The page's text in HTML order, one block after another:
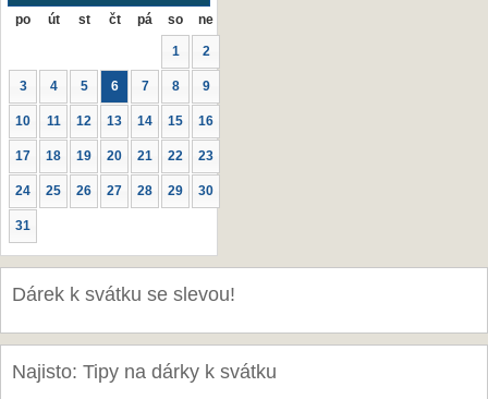
po út st čt pá so ne
1 2
3 4 5 6 7 8 9
10 11 12 13 14 15 16
17 18 19 20 21 22 23
24 25 26 27 28 29 30
31
Dárek k svátku se slevou!
Najisto: Tipy na dárky k svátku